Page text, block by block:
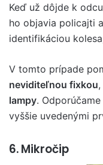
Keď už dôjde k
ho objavia policajti
identifikáciou
V tomto prípade
neviditeľnou fixkou
lampy.
vyššie uvedenými
6. Mikročip